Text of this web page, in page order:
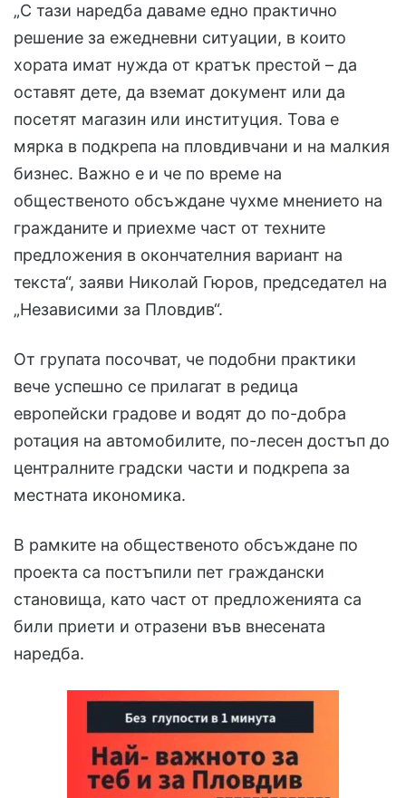
„С тази наредба даваме едно практично
решение за ежедневни ситуации, в които
хората имат нужда от кратък престой – да
оставят дете, да вземат документ или да
посетят магазин или институция. Това е
мярка в подкрепа на пловдивчани и на малкия
бизнес. Важно е и че по време на
общественото обсъждане чухме мнението на
гражданите и приехме част от техните
предложения в окончателния вариант на
текста“, заяви Николай Гюров, председател на
„Независими за Пловдив“.
От групата посочват, че подобни практики
вече успешно се прилагат в редица
европейски градове и водят до по-добра
ротация на автомобилите, по-лесен достъп до
централните градски части и подкрепа за
местната икономика.
В рамките на общественото обсъждане по
проекта са постъпили пет граждански
становища, като част от предложенията са
били приети и отразени във внесената
наредба.